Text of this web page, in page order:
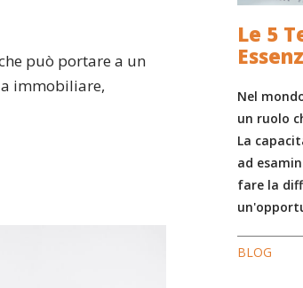
può portare a un
immobiliare,
Le 5
Nel
un ruolo
La
ad
fare la
BLOG